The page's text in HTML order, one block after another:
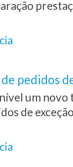
pedidos
um
de